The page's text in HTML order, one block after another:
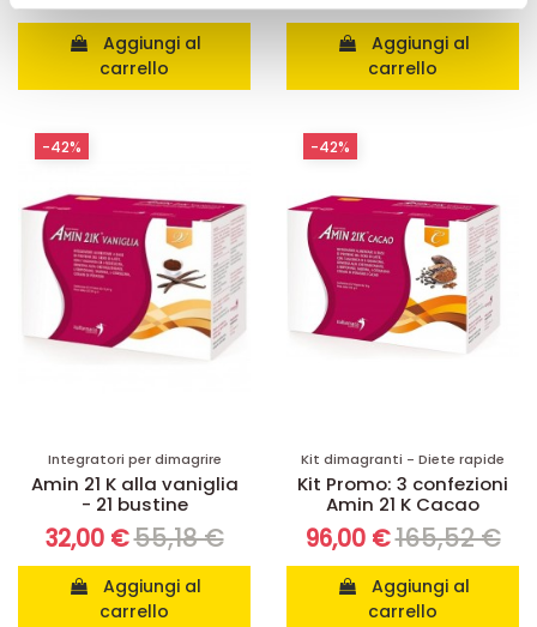
pubblicità e social media, i quali potrebbero combinarle
con altre informazioni che ha fornito loro o che hanno
raccolto dal suo utilizzo dei loro servizi.
carrello
carrello
Integratori per dimagrire
Amin 21 K alla vaniglia
- 21 bustine
32,00 €55,18 €
carrello
-42%
Kit dimagranti - Diete rapide
Kit Promo: 3 confezioni
Amin 21 K Cacao
96,00 €165,52 €
carrello
-42%